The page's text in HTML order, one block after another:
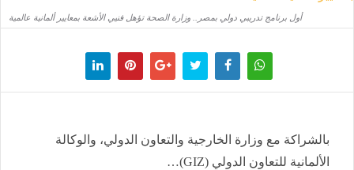
أول برنامج تدريبي دولي بمصر.. وزارة الصحة تؤهل فنيي الأشعة بمعايير ألمانية عالمية
بالشراكة مع وزارة الخارجية والتعاون الدولي، والوكالة
الألمانية للتعاون الدولي (GIZ)…